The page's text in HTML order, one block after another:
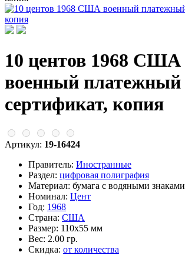
10 центов 1968 США
военный платежный
сертификат, копия
Артикул: 19-16424
Правитель: Иностранные
Раздел: цифровая полиграфия
Материал: бумага с водяными знаками
Номинал: Цент
Год: 1968
Страна: США
Размер: 110х55 мм
Вес: 2.00 гр.
Скидка: от количества